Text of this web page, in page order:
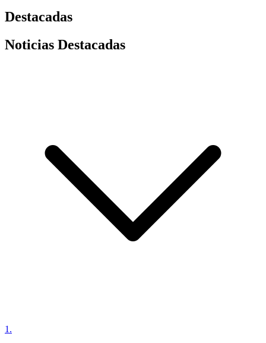
Destacadas
Noticias Destacadas
1 .